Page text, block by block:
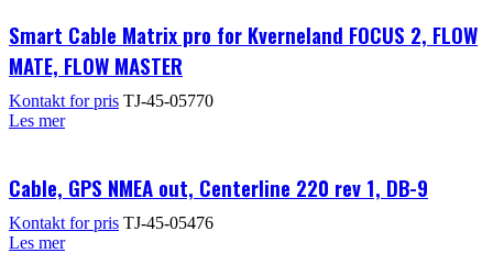
Smart Cable Matrix pro for Kverneland FOCUS 2, FLOW
MATE, FLOW MASTER
Kontakt for pris TJ-45-05770
Les mer
Cable, GPS NMEA out, Centerline 220 rev 1, DB-9
Kontakt for pris TJ-45-05476
Les mer